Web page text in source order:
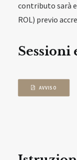
contributo sarà
ROL) previo
Sessioni
AVVISO